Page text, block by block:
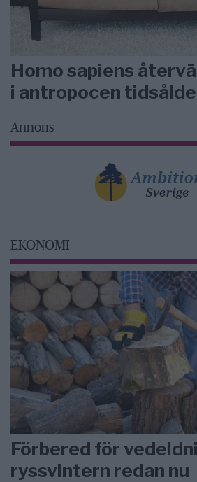
Homo sapiens
i antropocen
Annons
EKONOMI
Förbered för
ryssvintern redan nu